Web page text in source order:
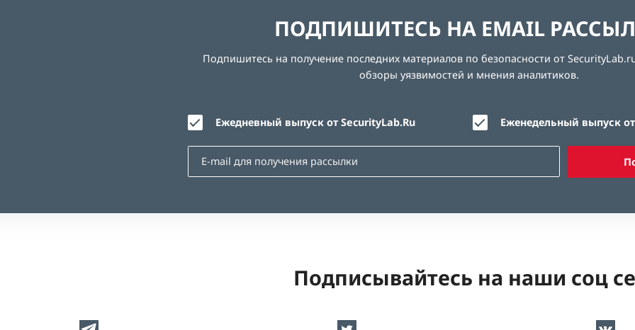
ПОДПИШИТЕСЬ НА EMAIL
Подпишитесь на получение последних материалов по безопасности от
обзоры уязвимостей и мнения аналитиков.
Ежедневный выпуск от SecurityLab.Ru Еженедельный выпуск
Подписывайтесь на наши соц